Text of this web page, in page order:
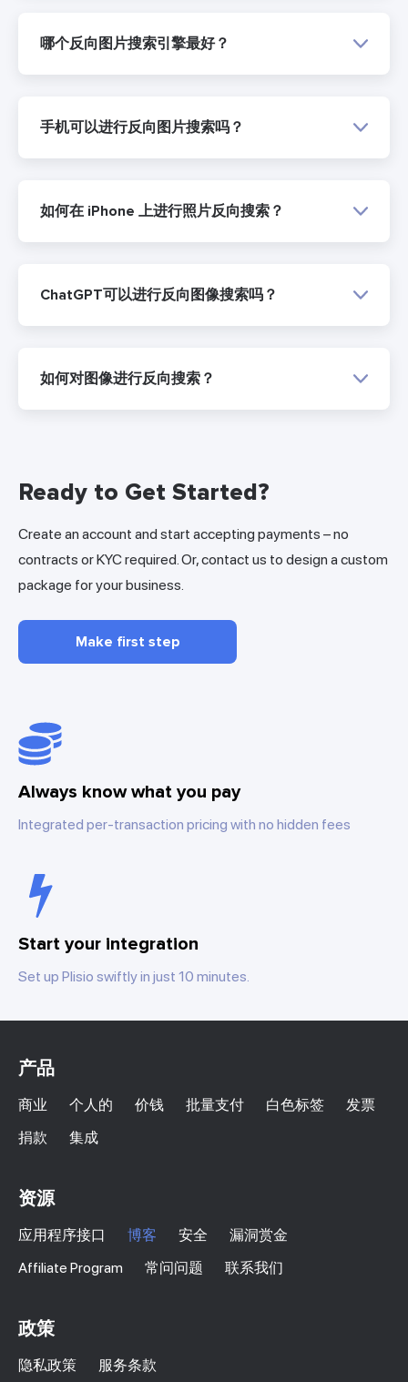
哪个反向图片搜索引擎最好？
手机可以进行反向图片搜索吗？
如何在 iPhone 上进行照片反向搜索？
ChatGPT可以进行反向图像搜索吗？
如何对图像进行反向搜索？
Ready to Get Started?
Create an account and start accepting payments – no
contracts or KYC required. Or, contact us to design a custom
package for your business.
Make first step
Always know what you pay
Integrated per-transaction pricing with no hidden fees
Start your integration
Set up Plisio swiftly in just 10 minutes.
产品
商业 个人的 价钱 批量支付 白色标签
发票
捐款
集成
资源
应用程序接口 博客 安全
漏洞赏金
Affiliate Program
常问问题 联系我们
政策
隐私政策 服务条款